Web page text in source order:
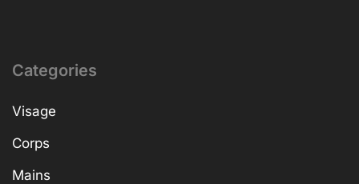
Categories
Visage
Corps
Mains